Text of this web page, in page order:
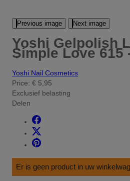
Previous image Next image
Yoshi Gelpolish
Simple Love 615
Yoshi Nail Cosmetics
Price: € 5,95
Exclusief belasting
Delen
Er is geen product in uw